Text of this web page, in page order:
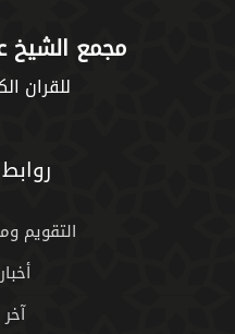
مجمع الشيخ
للقران
التقويم
آخر